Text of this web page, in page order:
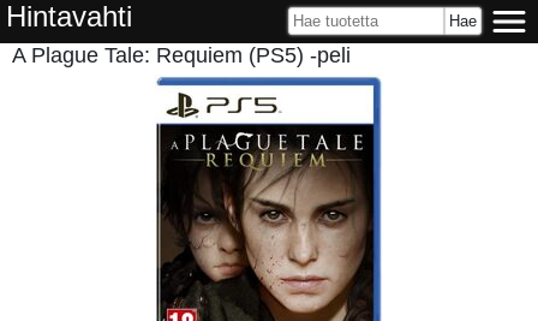
Hintavahti
A Plague Tale: Requiem (PS5) -peli